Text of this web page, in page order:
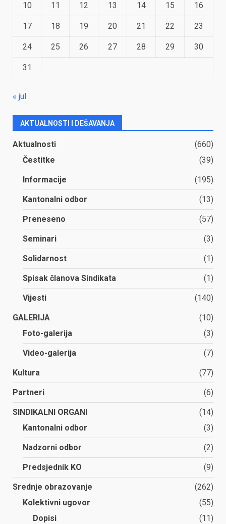
10 11 12 13 14 15 16
17 18 19 20 21 22 23
24 25 26 27 28 29 30
31
« jul
AKTUALNOSTI I DEŠAVANJA
Aktualnosti
(660)
Čestitke
(39)
Informacije (195)
Kantonalni odbor (13)
Preneseno (57)
Seminari (3)
Solidarnost (1)
Spisak članova Sindikata (1)
Vijesti (140)
GALERIJA
(10)
Foto-galerija
(3)
Video-galerija (7)
Kultura (77)
Partneri (6)
SINDIKALNI ORGANI
(14)
Kantonalni odbor
(3)
Nadzorni odbor (2)
Predsjednik KO (9)
Srednje obrazovanje
(262)
Kolektivni ugovor
(55)
Dopisi
(11)